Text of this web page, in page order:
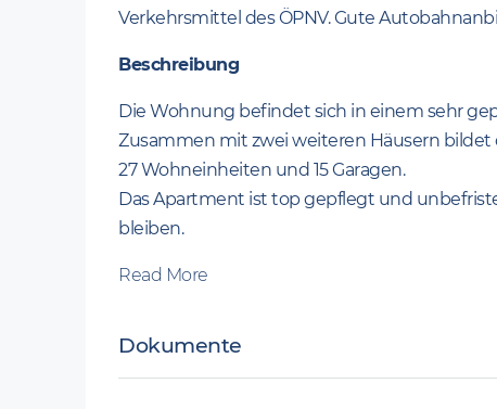
Verkehrsmittel des ÖPNV. Gute
Beschreibung
Die Wohnung befindet sich in einem sehr
Zusammen mit zwei weiteren Häusern
27 Wohneinheiten und 15 Garagen.
Das Apartment ist top gepflegt und
bleiben.
Read More
Dokumente